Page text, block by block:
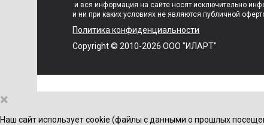
и вся информация на сайте носят исключительно
и ни при каких условиях не являются публичной
Политика конфиденциальности
Copyright © 2010-2026 ООО "ИЛАРТ"
×
Наш сайт использует cookie (файлы с данными о прошлых